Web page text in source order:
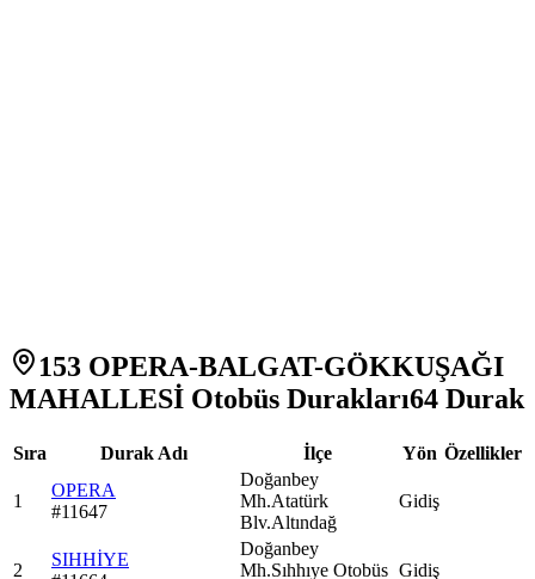
153 OPERA-BALGAT-GÖKKUŞAĞI
MAHALLESİ Otobüs Durakları64 Durak
Sıra Durak Adı İlçe Yön Özellikler
1
OPERA
#11647
Doğanbey
Mh.Atatürk
Blv.Altındağ
Gidiş
2
SIHHİYE
Doğanbey
Mh.Sıhhıye Otobüs Gidiş